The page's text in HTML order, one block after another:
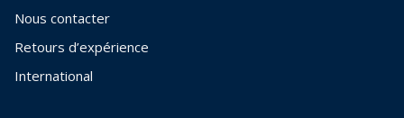
Nous contacter
Retours d’expérience
International